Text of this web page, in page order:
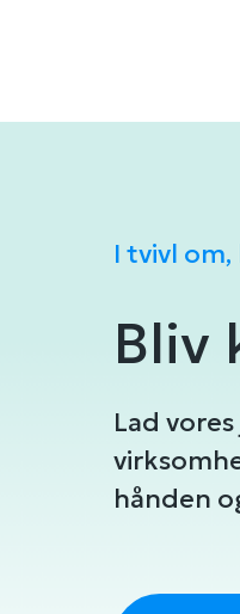
I tvivl
Bliv
Lad
hånden